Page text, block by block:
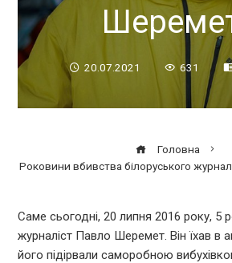
20.07.2021 631
Головна
Роковини вбивства білоруського
Саме сьогодні, 20 липня 2016 року, 5
журналіст Павло Шеремет. Він їхав в
його підірвали саморобною